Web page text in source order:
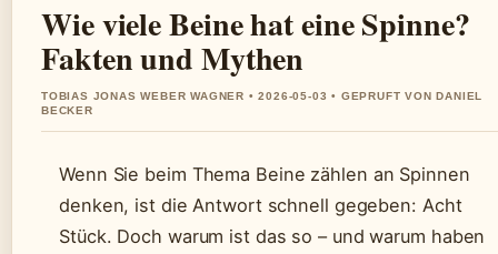
Wie viele Beine hat eine Spinne?
Fakten und Mythen
TOBIAS JONAS WEBER WAGNER • 2026-05-03 • GEPRUFT VON DANIEL
BECKER
Wenn Sie beim Thema Beine zählen an Spinnen
denken, ist die Antwort schnell gegeben: Acht
Stück. Doch warum ist das so – und warum haben